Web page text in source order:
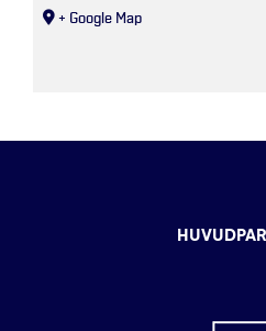
+ Google Map